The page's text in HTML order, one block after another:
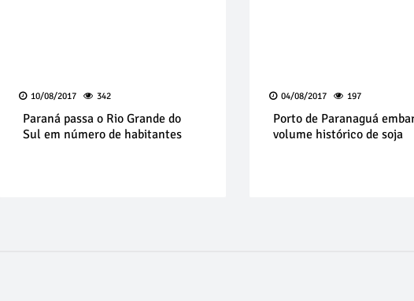
10/08/2017 342
Paraná passa o Rio Grande do
Sul em número de habitantes
04/08/2017 197
Porto de Paranaguá
volume histórico de soja